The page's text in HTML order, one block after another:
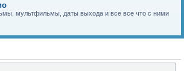
мультфильмы, даты выхода и все все что с ними